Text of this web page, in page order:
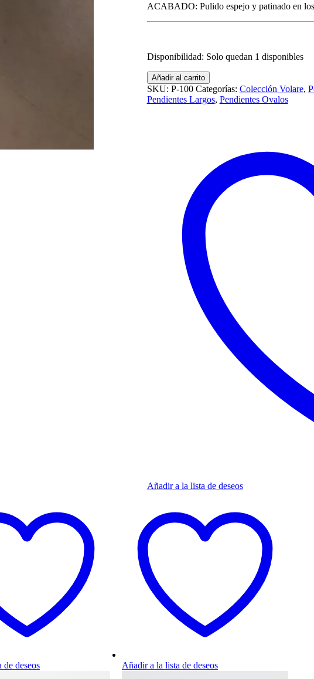
ACABADO: Pulido espejo y patinado en
Disponibilidad: Solo quedan 1 disponibles
Pendientes
de
plata
Añadir al carrito
SKU: P-100 Categorías: Colección Volare,
Pendientes Largos, Pendientes Ovalos
Añadir a la lista de deseos
deseos Añadir a la lista de deseos